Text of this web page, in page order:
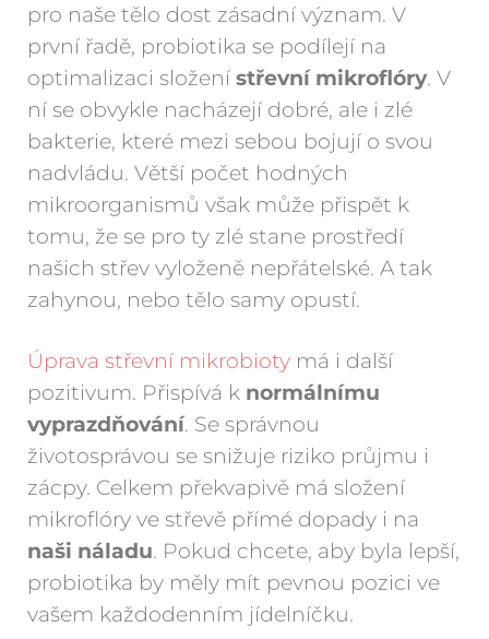
pro naše tělo dost zásadní význam. V
první řadě, probiotika se podílejí na
optimalizaci složení střevní mikroflóry. V
ní se obvykle nacházejí dobré, ale i zlé
bakterie, které mezi sebou bojují o svou
nadvládu. Větší počet hodných
mikroorganismů však může přispět k
tomu, že se pro ty zlé stane prostředí
našich střev vyloženě nepřátelské. A tak
zahynou, nebo tělo samy opustí.
Úprava střevní mikrobioty má i další
pozitivum. Přispívá k normálnímu
vyprazdňování. Se správnou
životosprávou se snižuje riziko průjmu i
zácpy. Celkem překvapivě má složení
mikroflóry ve střevě přímé dopady i na
naši náladu. Pokud chcete, aby byla lepší,
probiotika by měly mít pevnou pozici ve
vašem každodenním jídelníčku.